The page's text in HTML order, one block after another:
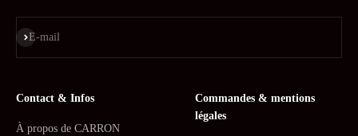
E-mail
S'inscrire
Contact & Infos
À propos de CARRON
Commandes & mentions
légales